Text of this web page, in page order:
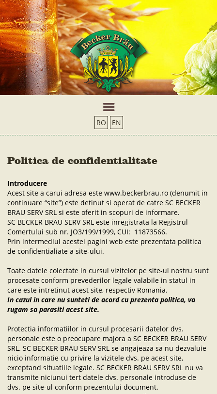
Skip to main content
RO EN
Politica de confidentialitate
Introducere
Acest site a carui adresa este www.beckerbrau.ro (denumit in
continuare “site”) este detinut si operat de catre SC BECKER
BRAU SERV SRL si este oferit in scopuri de informare.
SC BECKER BRAU SERV SRL este inregistrata la Registrul
Comertului sub nr. JO3/199/1999, CUI: 11873566.
Prin intermediul acestei pagini web este prezentata politica
de confidentialiate a site-ului.
Toate datele colectate in cursul vizitelor pe site-ul nostru sunt
procesate conform prevederilor legale valabile in statul in
care este intretinut acest site, respectiv Romania.
In cazul in care nu sunteti de acord cu prezenta politica, va
rugam sa parasiti acest site.
Protectia informatiilor in cursul procesarii datelor dvs.
personale este o preocupare majora a SC BECKER BRAU SERV
SRL. SC BECKER BRAU SERV SRL se angajeaza sa nu dezvaluie
nicio informatie cu privire la vizitele dvs. pe acest site,
exceptand situatiile legale. SC BECKER BRAU SERV SRL nu va
transmite niciunui tert datele dvs. personale introduse de
dvs. pe site-ul conform prezentului document.